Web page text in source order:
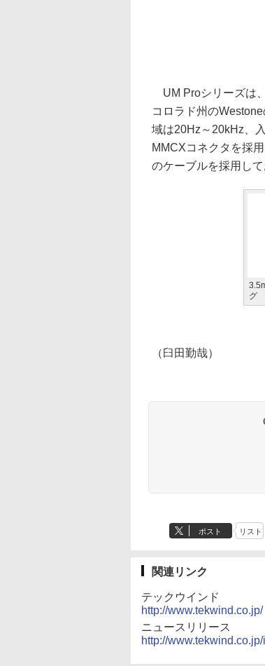
UM Proシリーズは
コロラド州の
域は20Hz～20kHz、
MMCXコネクタを採
のケーブルを採用し
グ
（臼田勤哉）
ポスト リスト
関連リンク
テックウインド
http://www.tekwind.co.jp/
ニュースリリース
http://